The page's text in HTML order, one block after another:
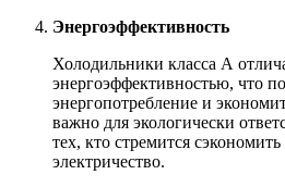
Энергоэффективность
Холодильники класса А
энергоэффективностью, что
энергопотребление и
важно для экологически
тех, кто стремится
электричество.